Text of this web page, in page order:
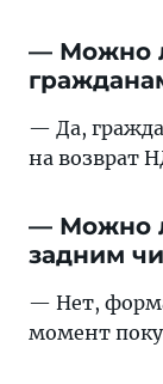
— Можно
— Да,
на возврат
— Можно
задним
— Нет,
момент